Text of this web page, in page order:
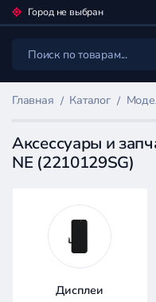
Город не выбран
Каталог
Главная Каталог
Аксессуары и
NE (2210129SG)
Фильтр
товаров
КаталогДисплеи